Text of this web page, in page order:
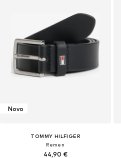
Novo
TOMMY HILFIGER
Remen
44,90 €